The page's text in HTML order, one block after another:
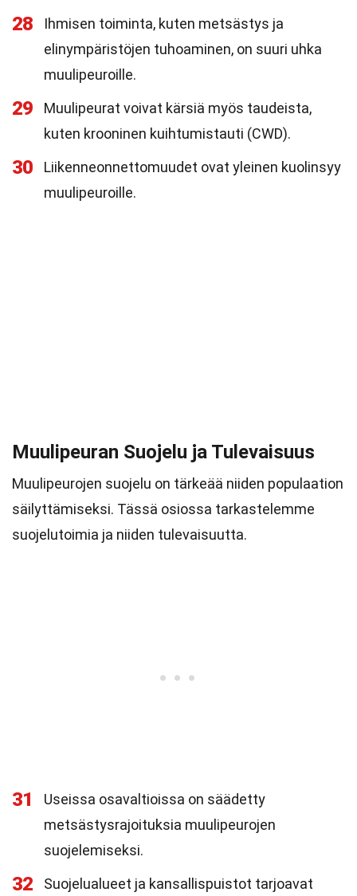
28
Ihmisen toiminta, kuten metsästys ja
elinympäristöjen tuhoaminen, on suuri uhka
muulipeuroille.
29
Muulipeurat voivat kärsiä myös taudeista,
kuten krooninen kuihtumistauti (CWD).
30
Liikenneonnettomuudet ovat yleinen kuolinsyy
muulipeuroille.
Muulipeuran Suojelu ja Tulevaisuus
Muulipeurojen suojelu on tärkeää niiden populaation
säilyttämiseksi. Tässä osiossa tarkastelemme
suojelutoimia ja niiden tulevaisuutta.
31
Useissa osavaltioissa on säädetty
metsästysrajoituksia muulipeurojen
suojelemiseksi.
32
Suojelualueet ja kansallispuistot tarjoavat